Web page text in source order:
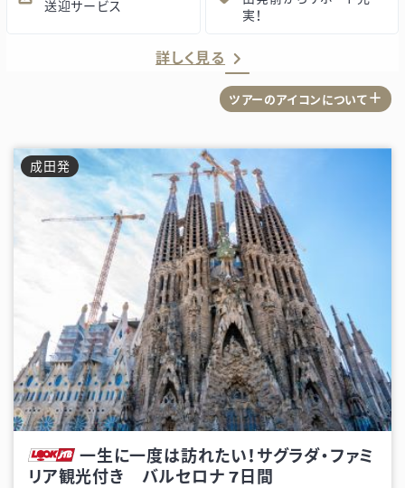
送迎サービス
実！
詳しく見る
ツアーのアイコンについて ＋
一生に一度は訪れたい！サグラダ・ファミ
リア観光付き バルセロナ 7 日間
成田発